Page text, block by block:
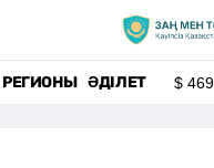
РЕГИОНЫ ӘДІЛЕТ $